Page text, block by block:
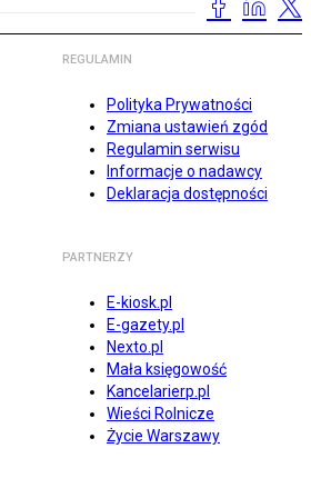
REGULAMIN
Polityka Prywatności
Zmiana ustawień zgód
Regulamin serwisu
Informacje o nadawcy
Deklaracja dostępności
PARTNERZY
E-kiosk.pl
E-gazety.pl
Nexto.pl
Mała księgowość
Kancelarierp.pl
Wieści Rolnicze
Życie Warszawy